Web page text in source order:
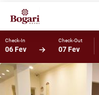
Check-In
06 Fev
Check-Out
07 Fev